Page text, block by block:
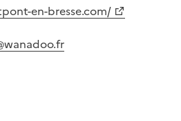
en-bresse.com/